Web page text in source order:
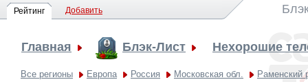
Рейтинг Добавить
Главная Блэк-Лист Нехорошие
Все регионы Европа Россия Московская обл. Раменский